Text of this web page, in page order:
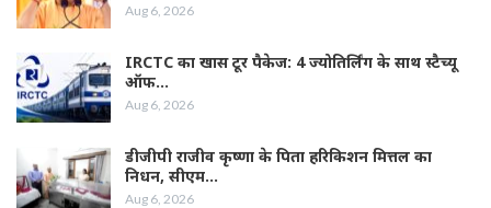
Aug 6, 2026
IRCTC का खास टूर पैकेज: 4 ज्योतिर्लिंग के साथ स्टैच्यू
ऑफ…
Aug 6, 2026
डीजीपी राजीव कृष्णा के पिता हरिकिशन मित्तल का
निधन, सीएम…
Aug 6, 2026